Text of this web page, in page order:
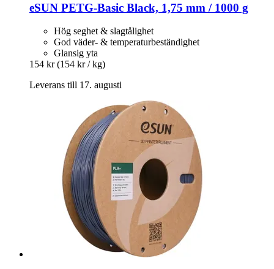
eSUN PETG-​Basic Black, 1,75 mm / 1000 g
Hög seghet & slagtålighet
God väder- & temperaturbeständighet
Glansig yta
154 kr (154 kr / kg)
Leverans till 17. augusti